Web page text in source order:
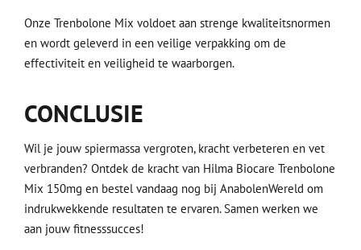
Onze Trenbolone Mix voldoet aan strenge kwaliteitsnormen
en wordt geleverd in een veilige verpakking om de
effectiviteit en veiligheid te waarborgen.
CONCLUSIE
Wil je jouw spiermassa vergroten, kracht verbeteren en vet
verbranden? Ontdek de kracht van Hilma Biocare Trenbolone
Mix 150mg en bestel vandaag nog bij AnabolenWereld om
indrukwekkende resultaten te ervaren. Samen werken we
aan jouw fitnesssucces!